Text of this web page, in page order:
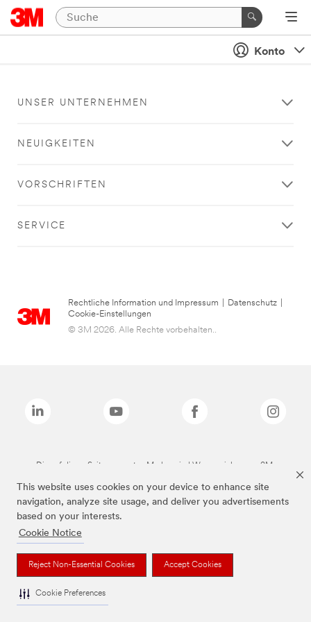
This website uses cookies on your device to enhance site
navigation, analyze site usage, and deliver you advertisements
based on your interests.
Cookie Notice
Reject Non-Essential Cookies Accept Cookies
Cookie Preferences
Konto
UNSER UNTERNEHMEN
NEUIGKEITEN
VORSCHRIFTEN
SERVICE
Rechtliche Information und Impressum Datenschutz
Cookie-Einstellungen
© 3M 2026. Alle Rechte vorbehalten..
Die auf dieser Seite genannten Marken sind Warenzeichen von 3M.